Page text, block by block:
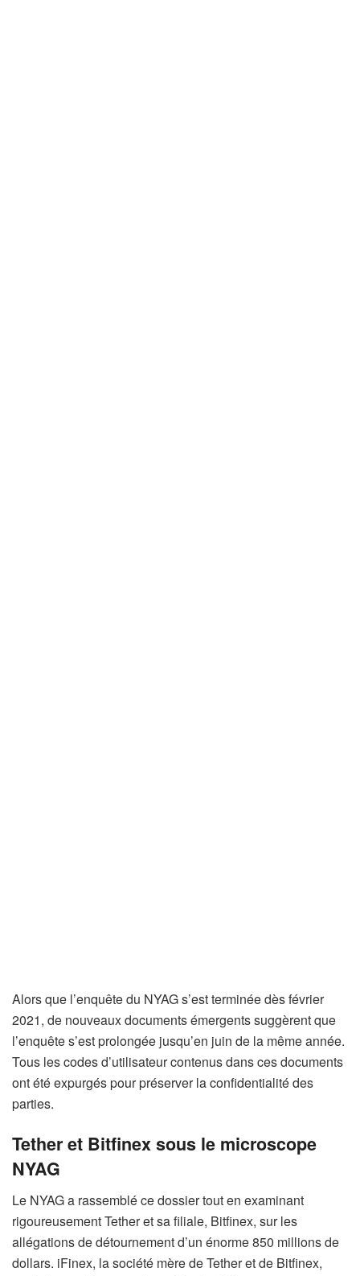
Alors que l’enquête du NYAG s’est terminée dès février
2021, de nouveaux documents émergents suggèrent que
l’enquête s’est prolongée jusqu’en juin de la même année.
Tous les codes d’utilisateur contenus dans ces documents
ont été expurgés pour préserver la confidentialité des
parties.
Tether et Bitfinex sous le microscope
NYAG
Le NYAG a rassemblé ce dossier tout en examinant
rigoureusement Tether et sa filiale, Bitfinex, sur les
allégations de détournement d’un énorme 850 millions de
dollars. iFinex, la société mère de Tether et de Bitfinex,